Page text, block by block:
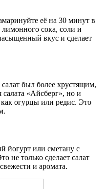
её на 30 минут в
сока, соли и
вкус и сделает
был более хрустящим,
салата «Айсберг», но и
огурцы или редис. Это
йогурт или сметану с
не только сделает салат
и аромата.